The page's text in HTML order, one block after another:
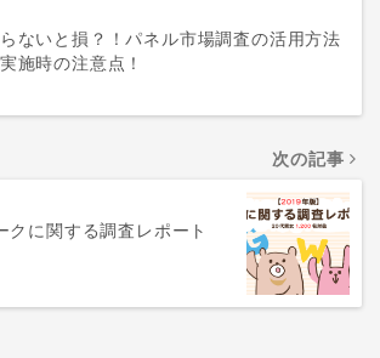
ないと損？！パネル市場調査の活用方法
施時の注意点！
次の記事
クに関する調査レポート